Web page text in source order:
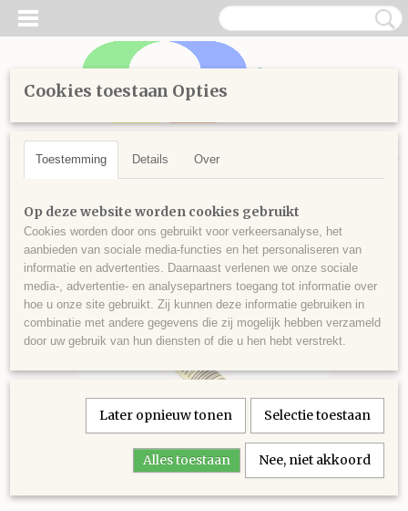
Inloggen Registreren
UW WINKELWAGEN
Home >Handwerken>Borduren>Splijtgaren>
900>Splijtgaren 906
Cookies toestaan Opties
Toestemming Details Over
Op deze website worden cookies gebruikt
Cookies worden door ons gebruikt voor verkeersanalyse, het
aanbieden van sociale media-functies en het personaliseren van
informatie en advertenties. Daarnaast verlenen we onze sociale
media-, advertentie- en analysepartners toegang tot informatie over
hoe u onze site gebruikt. Zij kunnen deze informatie gebruiken in
combinatie met andere gegevens die zij mogelijk hebben verzameld
door uw gebruik van hun diensten of die u hen hebt verstrekt.
Later opnieuw tonen Selectie toestaan
Alles toestaan Nee, niet akkoord